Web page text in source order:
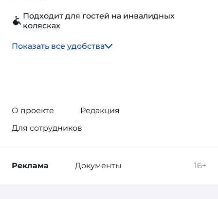
Подходит для гостей на инвалидных
колясках
Показать все удобства
О проекте
Редакция
Для сотрудников
16+
Реклама Документы